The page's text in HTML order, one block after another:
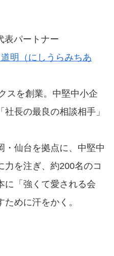
パートナー
明（にしうらみちあ
スを創業。中堅中小企
長の最良の相談相手」
・仙台を拠点に、中堅中
力を注ぎ、約200名のコ
に「強くて愛される会
めに汗をかく。